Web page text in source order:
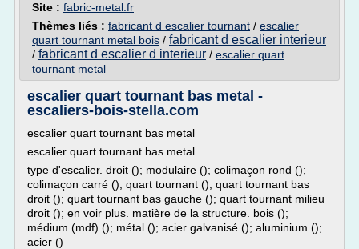
Site : fabric-metal.fr
Thèmes liés : fabricant d escalier tournant / escalier
quart tournant metal bois / fabricant d escalier interieur
/ fabricant d escalier d interieur / escalier quart
tournant metal
escalier quart tournant bas metal -
escaliers-bois-stella.com
escalier quart tournant bas metal
escalier quart tournant bas metal
type d'escalier. droit (); modulaire (); colimaçon rond ();
colimaçon carré (); quart tournant (); quart tournant bas
droit (); quart tournant bas gauche (); quart tournant milieu
droit (); en voir plus. matière de la structure. bois ();
médium (mdf) (); métal (); acier galvanisé (); aluminium ();
acier ()